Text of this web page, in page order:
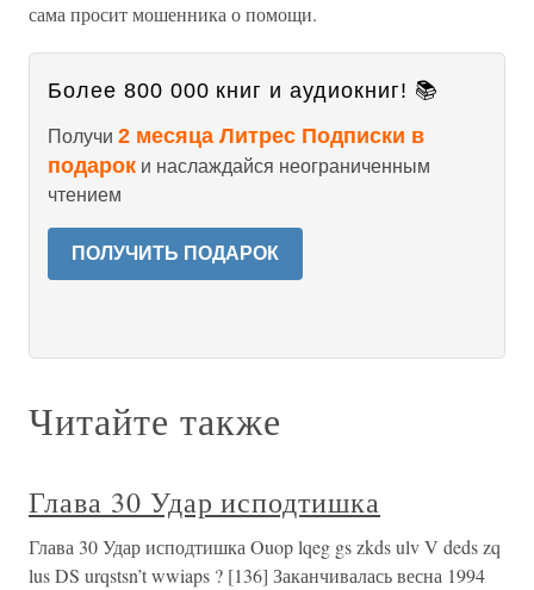
сама просит мошенника о помощи.
Более 800 000 книг и аудиокниг! 📚
Получи 2 месяца Литрес Подписки в
подарок и наслаждайся неограниченным
чтением
ПОЛУЧИТЬ ПОДАРОК
Читайте также
Глава 30 Удар исподтишка
Глава 30 Удар исподтишка Ouop lqeg gs zkds ulv V deds zq
lus DS urqstsn’t wwiaps ? [136] Заканчивалась весна 1994